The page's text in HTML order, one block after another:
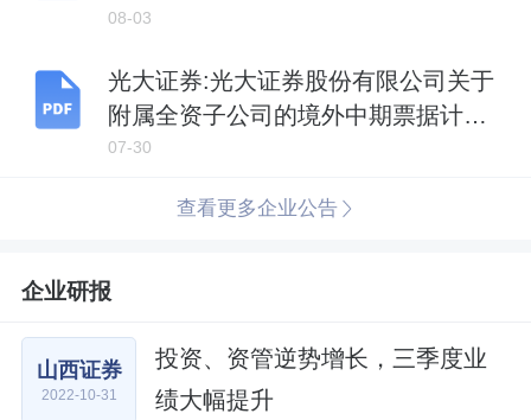
08-03
光大证券:光大证券股份有限公司关于
附属全资子公司的境外中期票据计划
更新并上市的公告
07-30
查看更多企业公告
企业研报
山西证券
2022-10-31
投资、资管逆势增长，三季度业
绩大幅提升